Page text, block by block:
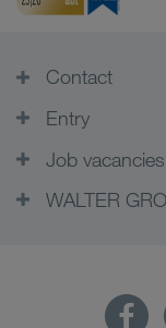
Contact
Entry
Job vacancies
WALTER